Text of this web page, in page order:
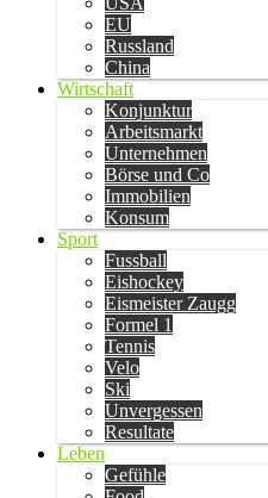
EU
Russland
China
Wirtschaft
Konjunktur
Arbeitsmarkt
Unternehmen
Börse und Co
Immobilien
Konsum
Sport
Fussball
Eishockey
Eismeister Zaugg
Formel 1
Tennis
Velo
Ski
Unvergessen
Resultate
Leben
Gefühle